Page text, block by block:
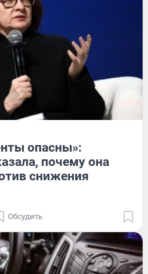
опасны»:
почему она
снижения
Обсудить